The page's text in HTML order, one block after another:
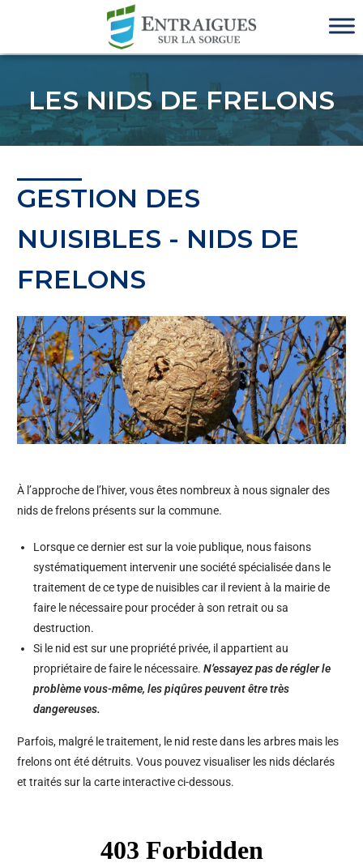
LES NIDS DE FRELONS
GESTION DES
NUISIBLES - NIDS DE
FRELONS
À l’approche de l’hiver, vous êtes nombreux à nous signaler des
nids de frelons présents sur la commune.
Lorsque ce dernier est sur la voie publique, nous faisons
systématiquement intervenir une société spécialisée dans le
traitement de ce type de nuisibles car il revient à la mairie de
faire le nécessaire pour procéder à son retrait ou sa
destruction.
Si le nid est sur une propriété privée, il appartient au
propriétaire de faire le nécessaire.N’essayez pas de régler le
problème vous-même, les piqûres peuvent être très
dangereuses.
Parfois, malgré le traitement, le nid reste dans les arbres mais les
frelons ont été détruits. Vous pouvez visualiser les nids déclarés
et traités sur la carte interactive ci-dessous.